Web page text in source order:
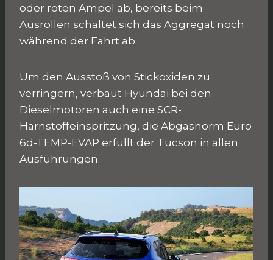
oder roten Ampel ab, bereits beim
Ausrollen schaltet sich das Aggregat noch
während der Fahrt ab.
Um den Ausstoß von Stickoxiden zu
verringern, verbaut Hyundai bei den
Dieselmotoren auch eine SCR-
Harnstoffeinspritzung, die Abgasnorm Euro
6d-TEMP-EVAP erfüllt der Tucson in allen
Ausführungen.